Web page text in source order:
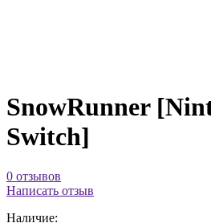
SnowRunner
Switch]
0 отзывов
Написать отзыв
Наличие: